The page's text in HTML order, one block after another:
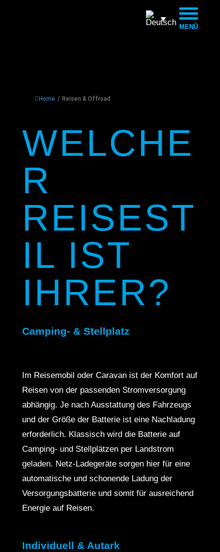
MENÜ
MENÜ
Home / Reisen & Offroad
WELCHE
R
REISEST
IL IST
IHRER?
Camping- & Stellplatz
Im Reisemobil oder Caravan ist der Komfort auf
Reisen von der passenden Stromversorgung
abhängig. Je nach Ausstattung des Fahrzeugs
und der Größe der Batterie ist eine Nachladung
erforderlich. Klassisch wird die Batterie auf
Camping- und Stellplätzen per Landstrom
geladen. Netz-Ladegeräte sorgen hier für eine
automatische und schonende Ladung der
Versorgungsbatterie und somit für ausreichend
Energie auf Reisen.
Individuell & Autark